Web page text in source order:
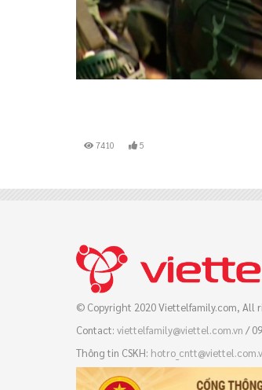
7410 5
© Copyright 2020 Viettelfamily.com, All
Contact: viettelfamily@viettel.com.vn /
Thông tin CSKH: